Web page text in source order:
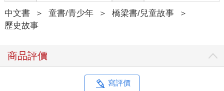
中文書 ＞ 童書/青少年 ＞ 橋梁書/兒童故事
＞
歷史故事
商品評價
寫評價